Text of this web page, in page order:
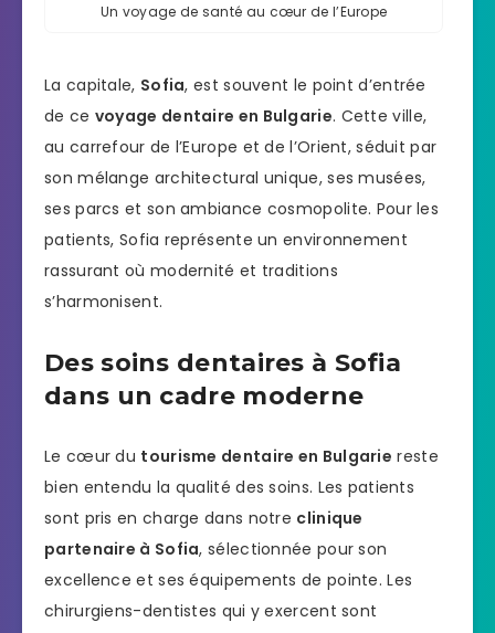
Un voyage de santé au cœur de l’Europe
La capitale, Sofia, est souvent le point d’entrée
de ce voyage dentaire en Bulgarie. Cette ville,
au carrefour de l’Europe et de l’Orient, séduit par
son mélange architectural unique, ses musées,
ses parcs et son ambiance cosmopolite. Pour les
patients, Sofia représente un environnement
rassurant où modernité et traditions
s’harmonisent.
Des soins dentaires à Sofia
dans un cadre moderne
Le cœur du tourisme dentaire en Bulgarie reste
bien entendu la qualité des soins. Les patients
sont pris en charge dans notre clinique
partenaire à Sofia, sélectionnée pour son
excellence et ses équipements de pointe. Les
chirurgiens-dentistes qui y exercent sont